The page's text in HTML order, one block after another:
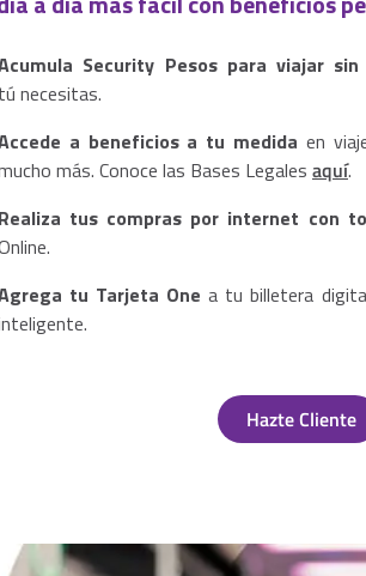
Security Pesos para viajar
tú necesitas.
a beneficios a tu medida en
más. Conoce las Bases Legales aquí.
Realiza tus compras por internet con
tu Tarjeta Onea tu billetera
Hazte Cliente